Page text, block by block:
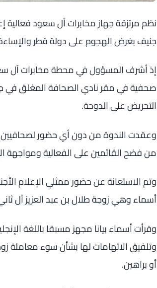
نظم مرتزقة جهاز مخابرات آل سعود
جنيف بغرض الهجوم على دولة قطر والإساءة
إذ أشرف المسؤول في محطة مخابرات آل
صحفية في مقر نادي الصحافة المغلق في
التحريض على الدوحة.
وعقدت الندوة من دون أي حضور لصحافيين
من فضح القائمين على الفعالية ومواجهة
وتم الاستعانة عن حضور ممثلي الإعلام
أسماء وهي زوجة طلال بن عبد العزيز آل
وقرأت أسماء بيانا مجهز مسبقا باللغة
وتلفيق الاتهامات لها بشأن سوء معاملة
أو براهين.